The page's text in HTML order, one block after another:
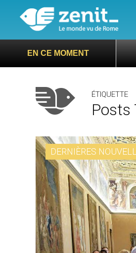
EN CE MOMENT
ÉTIQUETTE
Posts
DERNIÈRES